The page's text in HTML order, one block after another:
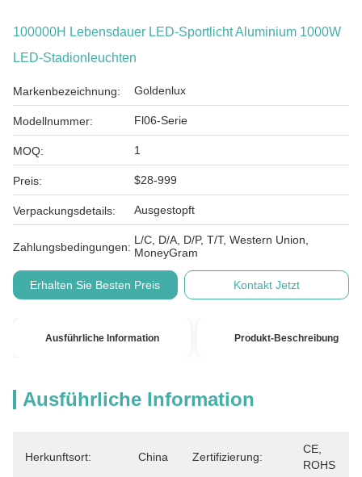
100000H Lebensdauer LED-Sportlicht Aluminium 1000W
LED-Stadionleuchten
Markenbezeichnung: Goldenlux
Modellnummer: Fl06-Serie
MOQ: 1
Preis: $28-999
Verpackungsdetails: Ausgestopft
Zahlungsbedingungen:
L/C, D/A, D/P, T/T, Western Union,
MoneyGram
Erhalten Sie Besten Preis Kontakt Jetzt
Ausführliche Information Produkt-Beschreibung
Ausführliche Information
Herkunftsort: China Zertifizierung:
CE,
ROHS